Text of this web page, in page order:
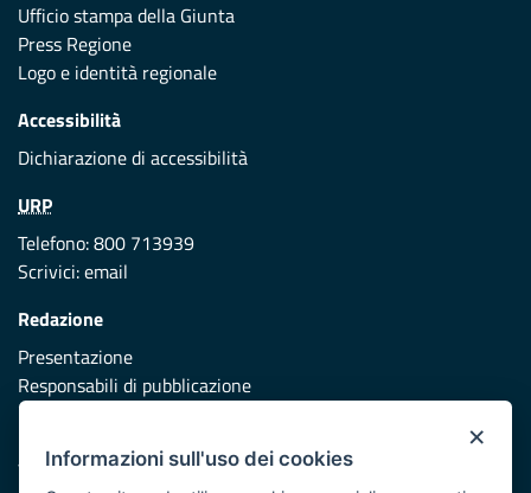
Ufficio stampa della Giunta
Press Regione
Logo e identità regionale
Accessibilità
Dichiarazione di accessibilità
URP
Telefono: 800 713939
Scrivici:email
Redazione
Presentazione
Responsabili di pubblicazione
Vai al sito di Protezione Civile Puglia
×
Informazioni sull'uso dei cookies